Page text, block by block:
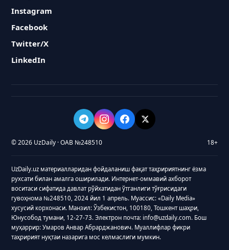
Instagram
Facebook
Twitter/X
LinkedIn
© 2026 UzDaily · ОАВ №248510 18+
UzDaily.uz материалларидан фойдаланиш фақат таҳририятнинг ёзма
рухсати билан амалга оширилади. Интернет-оммавий ахборот
воситаси сифатида давлат рўйхатидан ўтганлиги тўғрисидаги
гувоҳнома №248510, 2024 йил 1 апрель. Муассис: «Daily Media»
хусусий корхонаси. Манзил: Ўзбекистон, 100180, Тошкент шаҳри,
Юнусобод тумани, 12-27-73. Электрон почта: info@uzdaily.com. Бош
муҳаррир: Умаров Анвар Абрарджанович. Муаллифлар фикри
таҳририят нуқтаи назарига мос келмаслиги мумкин.